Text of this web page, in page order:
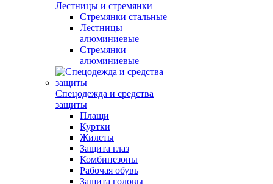
Лестницы и стремянки
Стремянки стальные
Лестницы
алюминиевые
Стремянки
алюминиевые
Спецодежда и средства
защиты
Плащи
Куртки
Жилеты
Защита глаз
Комбинезоны
Рабочая обувь
Защита головы